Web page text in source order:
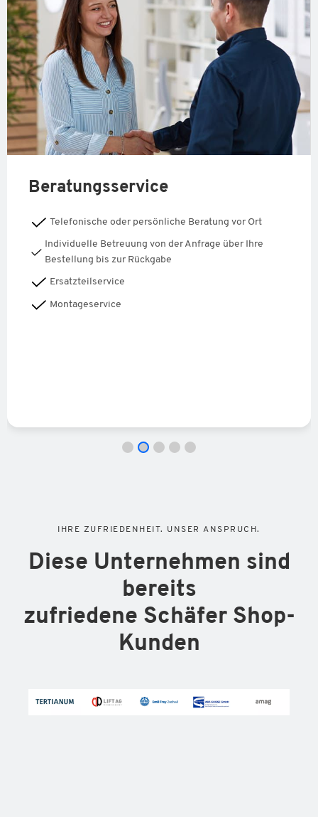
Beratungsservice
Telefonische oder persönliche Beratung vor Ort
Individuelle Betreuung von der Anfrage über Ihre
Bestellung bis zur Rückgabe
Ersatzteilservice
Montageservice
IHRE ZUFRIEDENHEIT. UNSER ANSPRUCH.
Diese Unternehmen sind
bereits
zufriedene Schäfer Shop-
Kunden